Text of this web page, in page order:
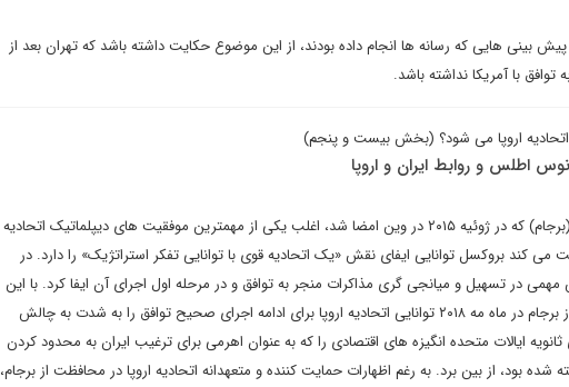
بینی هایی که رسانه ها انجام داده بودند، از این موضوع حکایت داشته باشد که تهران بعد از
توافق با آمریکا نداشته باشد.
اتحادیه اروپا می شود؟ (بخش بیست و پنجم)
اطلس و روابط ایران و اروپا
برنامه جامع اقدام مشترک (برجام) که در ژوئیه ۲۰۱۵ در وین امضا شد، اغلب یکی از مهمترین موفقیت های دیپلماتیک اتحادیه
می کند بروکسل توانایی ایفای نقش «یک اتحادیه قوی با توانایی تفکر استراتژیک» را دارد. در
مهمی در تسهیل و میانجی گری مذاکرات منجر به توافق و در مرحله اول اجرای آن ایفا کرد. با این
حال، خروج ایالات متحده از برجام در ماه مه ۲۰۱۸ توانایی اتحادیه اروپا برای ادامه اجرای صحیح توافق را به شدت به چالش
ایالات متحده انگیزه های اقتصادی را که به عنوان اهرمی برای ترغیب ایران به محدود کردن
شده بود، از بین برد. به رغم اظهارات حمایت کننده و متعهدانه اتحادیه اروپا در محافظت از برجام،